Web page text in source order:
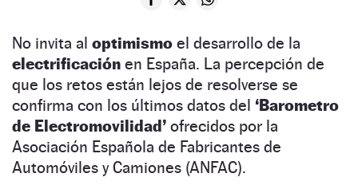
No invita al optimismo el desarrollo de la
electrificación en España. La percepción de
que los retos están lejos de resolverse se
confirma con los últimos datos del ‘Barometro
de Electromovilidad’ ofrecidos por la
Asociación Española de Fabricantes de
Automóviles y Camiones (ANFAC).